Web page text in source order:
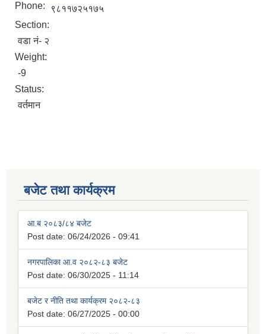
Phone:
९८११७२५१७५
Section:
वडा नं- २
Weight:
-9
Status:
वर्तमान
बजेट तथा कार्यक्रम
आ.ब २०८३/८४ बजेट
Post date: 06/24/2026 - 09:41
नगरपालिका आ.व २०८२-८३ बजेट
Post date: 06/30/2025 - 11:14
बजेट र नीति तथा कार्यक्रम २०८२-८३
Post date: 06/27/2025 - 00:00